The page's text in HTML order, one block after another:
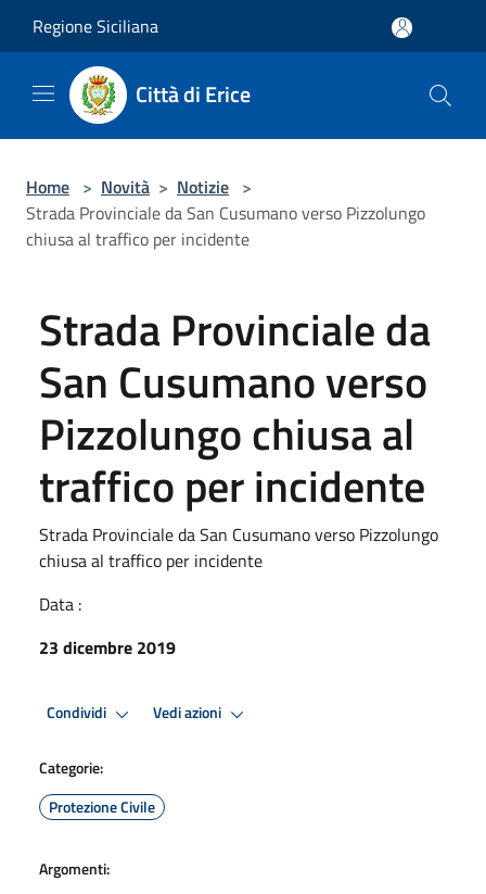
Regione Siciliana
Città di Erice
Home > Novità > Notizie >
Strada Provinciale da San Cusumano verso Pizzolungo
chiusa al traffico per incidente
Strada Provinciale da
San Cusumano verso
Pizzolungo chiusa al
traffico per incidente
Strada Provinciale da San Cusumano verso Pizzolungo
chiusa al traffico per incidente
Data :
23 dicembre 2019
Condividi Vedi azioni
Categorie:
Protezione Civile
Argomenti: